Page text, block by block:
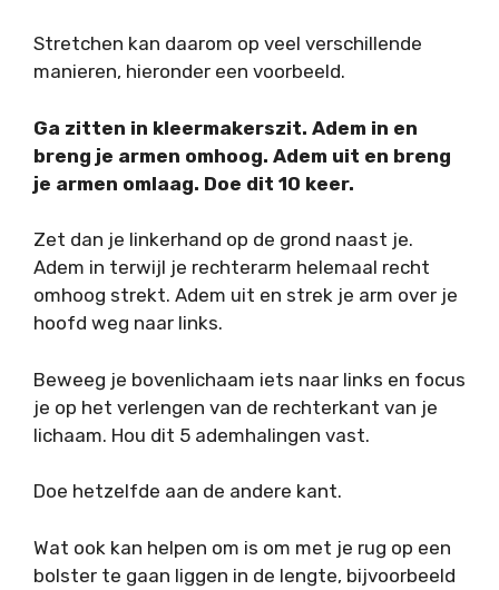
Stretchen kan daarom op veel verschillende
manieren, hieronder een voorbeeld.
Ga zitten in kleermakerszit. Adem in en
breng je armen omhoog. Adem uit en breng
je armen omlaag. Doe dit 10 keer.
Zet dan je linkerhand op de grond naast je.
Adem in terwijl je rechterarm helemaal recht
omhoog strekt. Adem uit en strek je arm over je
hoofd weg naar links.
Beweeg je bovenlichaam iets naar links en focus
je op het verlengen van de rechterkant van je
lichaam. Hou dit 5 ademhalingen vast.
Doe hetzelfde aan de andere kant.
Wat ook kan helpen om is om met je rug op een
bolster te gaan liggen in de lengte, bijvoorbeeld